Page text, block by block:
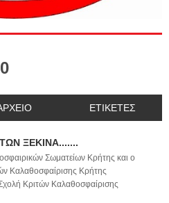
ΕΤΙΚΕΤΕΣ
ΞΕΚΙΝΑ.......
Σωματείων Κρήτης και ο
Καλαθοσφαίρισης Κρήτης
Κριτών Καλαθοσφαίρισης